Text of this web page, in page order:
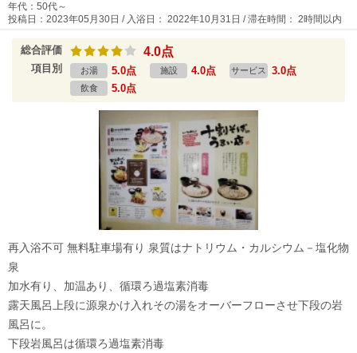
年代：50代～
投稿日：2023年05月30日 / 入浴日： 2022年10月31日 / 滞在時間： 2時間以内
総合評価 4.0点
項目別 お湯 5.0点 施設 4.0点 サービス 3.0点
飲食 5.0点
再入浴不可 無料駐車場有り 泉質はナトリウム・カルシウム－塩化物
泉
加水有り、加温あり、循環ろ過塩素消毒
露天風呂上段に源泉かけ入れその湯をオーバーフローさせ下段の岩
風呂に。
下段岩風呂は循環ろ過塩素消毒